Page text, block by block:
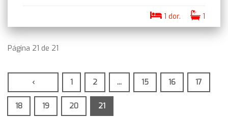
1 dor. 1
Página 21 de 21
‹ 1 2 ... 15 16 17
18 19 20 21